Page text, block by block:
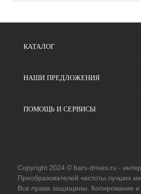
КАТАЛОГ
НАШИ ПРЕДЛОЖЕНИЯ
ПОМОЩЬ И СЕРВИСЫ
Copyright 2024 © bars-drives.ru -
Преобразователей частоты лучших
Все права защищены. Копирование и